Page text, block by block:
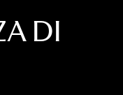
DI